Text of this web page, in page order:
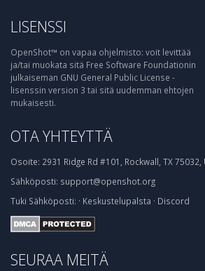
LISENSSI
OpenShot™ on vapaa ohjelmisto: voit levittää
ja/tai muokata sitä Free Software Foundationin
julkaiseman GNU General Public License -
lisenssin version 3 tai sitä uudemman ehtojen
mukaisesti.
OTA YHTEYTTÄ
Osoite: 2931 Ridge Rd #101, Rockwall, TX
Sähköposti: support@openshot.org
Tuki Sähköposti: · Keskustelupalsta · Discord
SEURAA MEITÄ